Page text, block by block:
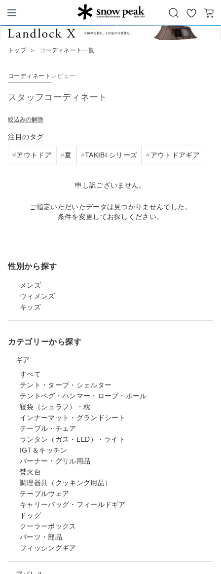
Snow Peak
お
気
カ
トップ ＞ コーディネート一覧
コーディネート レビュー
スタッフコーディネート
絞込みの解除
注目のタグ
アウトドア 夏 TAKIBI シリーズ アウトドアギア
申し訳ございません。
ご指定いただいたデータは見つかりませんでした。
条件を変更してお探しください。
性別から探す
メンズ
ウィメンズ
キッズ
カテゴリーから探す
ギア
すべて
テント・タープ・シェルター
テントペグ・ハンマー・ロープ・ポール
寝袋（シュラフ）・枕
インナーマット・グランドシート
テーブル・チェア
ランタン（ガス・LED）・ライト
IGT＆キッチン
バーナー・グリル用品
焚火台
調理器具（クッキング用品）
テーブルウェア
キャリーバッグ・フィールドギア
ドッグ
クーラーボックス
パーツ・部品
フィッシングギア